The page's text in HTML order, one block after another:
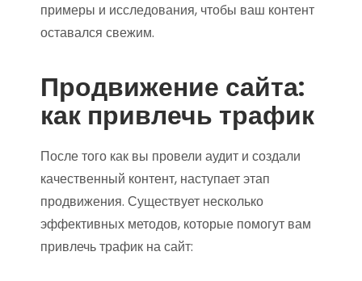
примеры и исследования, чтобы ваш контент
оставался свежим.
Продвижение сайта:
как привлечь трафик
После того как вы провели аудит и создали
качественный контент, наступает этап
продвижения. Существует несколько
эффективных методов, которые помогут вам
привлечь трафик на сайт: